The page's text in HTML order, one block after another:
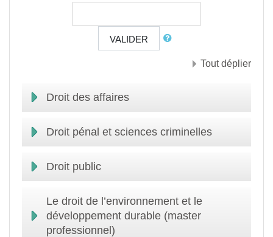
VALIDER
Tout déplier
Droit des affaires
Droit pénal et sciences criminelles
Droit public
Le droit de l’environnement et le
développement durable (master
professionnel)